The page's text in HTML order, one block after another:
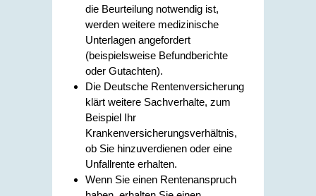
die Beurteilung notwendig ist,
werden weitere medizinische
Unterlagen angefordert
(beispielsweise Befundberichte
oder Gutachten).
Die Deutsche Rentenversicherung
klärt weitere Sachverhalte, zum
Beispiel Ihr
Krankenversicherungsverhältnis,
ob Sie hinzuverdienen oder eine
Unfallrente erhalten.
Wenn Sie einen Rentenanspruch